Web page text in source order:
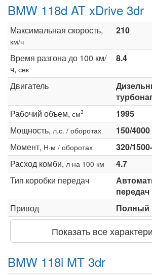
BMW 118d AT xDrive 3dr
Максимальная скорость,
км/ч
210
Время разгона до 100 км/
ч, сек
8.4
Двигатель
Рабочий объем, см3
1995
Мощность, л.с. / оборотах
150/4000
Момент, Н·м / оборотах
320/
Расход комби, л на 100 км
4.7
Тип коробки передач
передач
Привод
Полный
Показать все
BMW 118i MT 3dr